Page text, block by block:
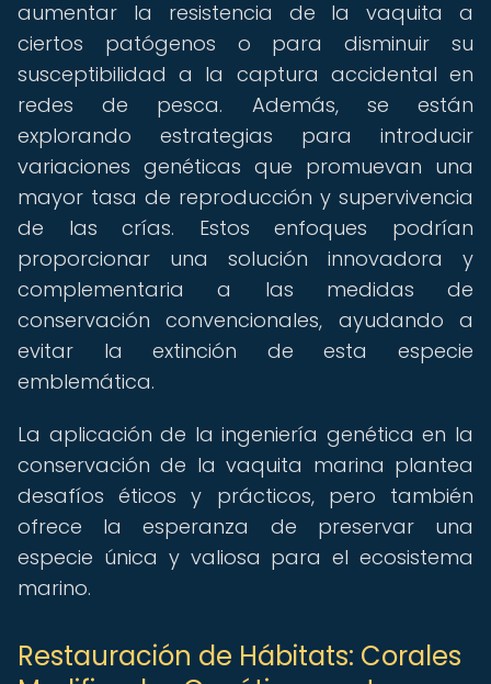
aumentar la resistencia de la vaquita a
ciertos patógenos o para disminuir su
susceptibilidad a la captura accidental en
redes de pesca. Además, se están
explorando estrategias para introducir
variaciones genéticas que promuevan una
mayor tasa de reproducción y supervivencia
de las crías. Estos enfoques podrían
proporcionar una solución innovadora y
complementaria a las medidas de
conservación convencionales, ayudando a
evitar la extinción de esta especie
emblemática.
La aplicación de la ingeniería genética en la
conservación de la vaquita marina plantea
desafíos éticos y prácticos, pero también
ofrece la esperanza de preservar una
especie única y valiosa para el ecosistema
marino.
Restauración de Hábitats: Corales